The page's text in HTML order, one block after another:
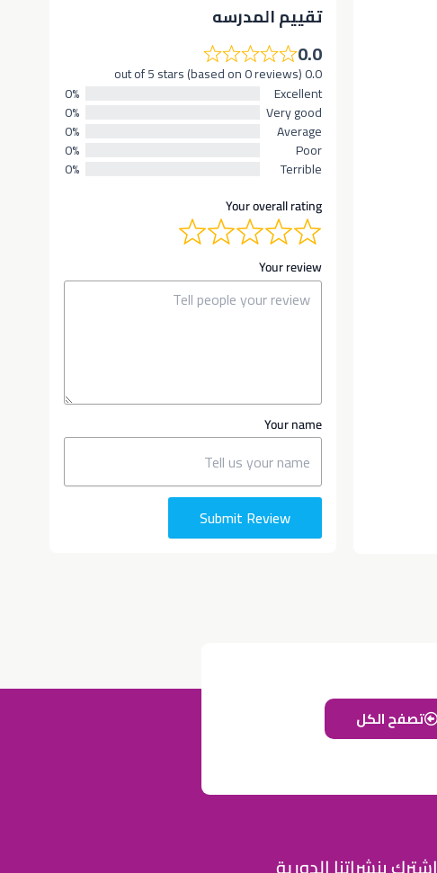
تقييم المدرسه
0.0
0.0 out of 5 stars (based on 0 reviews)
Excellent
0%
Very good
0%
Average
0%
Poor
0%
Terrible
0%
Your overall rating
Your review
Your name
Submit Review
تصفح الكل